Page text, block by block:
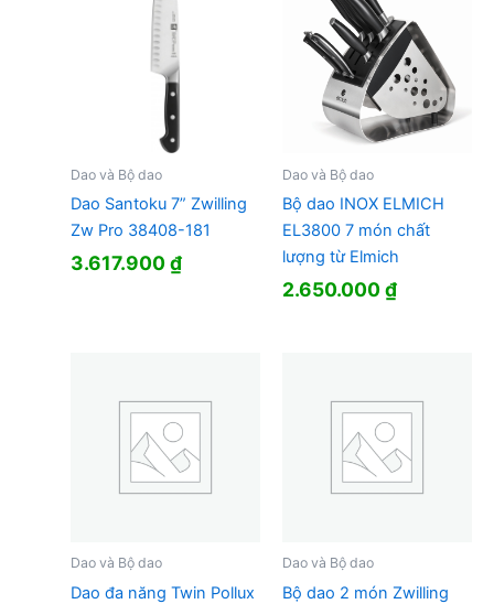
Dao và Bộ dao
Dao Santoku 7” Zwilling
Zw Pro 38408-181
3.617.900₫
Dao và Bộ dao
Bộ dao INOX ELMICH
EL3800 7 món chất
lượng từ Elmich
2.650.000₫
Dao và Bộ dao
Dao đa năng Twin Pollux
Dao và Bộ dao
Bộ dao 2 món Zwilling